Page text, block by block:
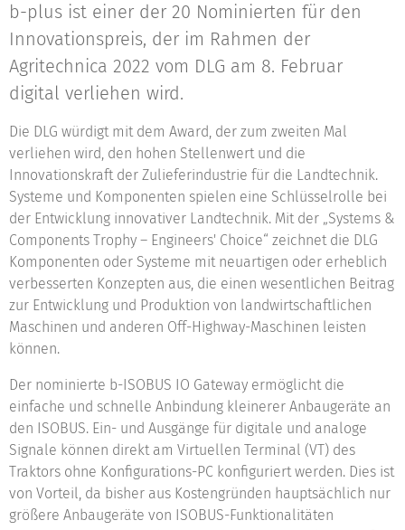
b-plus ist einer der 20 Nominierten für den
Innovationspreis, der im Rahmen der
Agritechnica 2022 vom DLG am 8. Februar
digital verliehen wird.
Die DLG würdigt mit dem Award, der zum zweiten Mal
verliehen wird, den hohen Stellenwert und die
Innovationskraft der Zulieferindustrie für die Landtechnik.
Systeme und Komponenten spielen eine Schlüsselrolle bei
der Entwicklung innovativer Landtechnik. Mit der „Systems &
Components Trophy – Engineers' Choice“ zeichnet die DLG
Komponenten oder Systeme mit neuartigen oder erheblich
verbesserten Konzepten aus, die einen wesentlichen Beitrag
zur Entwicklung und Produktion von landwirtschaftlichen
Maschinen und anderen Off-Highway-Maschinen leisten
können.
Der nominierte b-ISOBUS IO Gateway ermöglicht die
einfache und schnelle Anbindung kleinerer Anbaugeräte an
den ISOBUS. Ein- und Ausgänge für digitale und analoge
Signale können direkt am Virtuellen Terminal (VT) des
Traktors ohne Konfigurations-PC konfiguriert werden. Dies ist
von Vorteil, da bisher aus Kostengründen hauptsächlich nur
größere Anbaugeräte von ISOBUS-Funktionalitäten